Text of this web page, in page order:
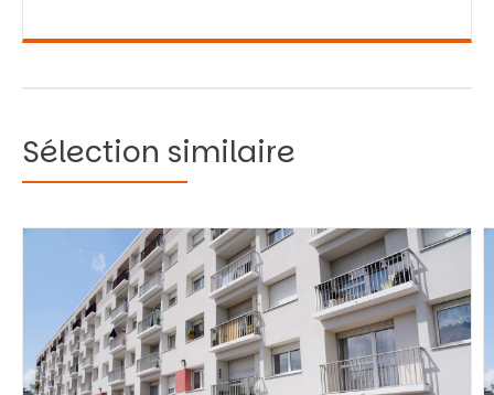
Sélection similaire